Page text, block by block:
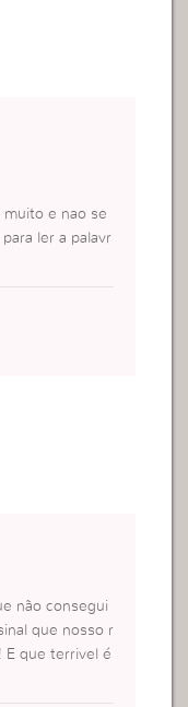
muito e nao se
ler a palavr
e intimi
dessa
não consegui
que nosso r
E que terrivel é